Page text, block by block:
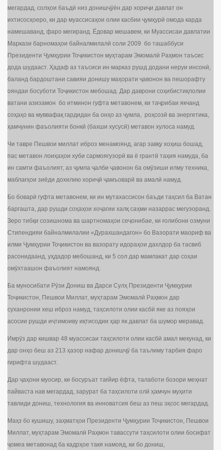
мегардад, солҳои баъдӣ низ донишҷӯён дар хориҷи давлат он
ихтисосҳоеро, ки дар муассисаҳои олии касбии ҷумҳурӣ омода карда
намешаванд, фаро мегиранд. Ёдовар мешавем, ки Муассисаи давлатии
Маркази барномаҳои байналмилалӣ соли 2009 бо ташаббуси
Президенти Ҷумҳурии Тоҷикистон муҳтарам Эмомалӣ Раҳмон таъсис
дода шудааст. Ҳадаф аз таъсиси ин марказ рушд додани неруи инсонӣ,
баланд бардоштани савияи донишу маҳорати ҷавонон ва пешорафту
ояндаи босуботи Тоҷикистон мебошад. Дар даврони соҳибистиқлолии
ватани азизамон бо итминон гуфта метавонем, ки таҷрибаи якчанд
соҳаҳо ва муввафақ гардидан ба онҳо аз ҷумла, роҳсозӣ ва энергетика,
ҳамчунин фаъолияти бонкӣ (бахши хусусӣ) метавон хулоса намуд.
Чи тавре Пешвои миллат иброз менамоянд, агар завқу хоҳиш бошад,
пас метавон лоиҳаҳои хуби сармоягузорӣ ва ё грантӣ таҳия намуда, ба
ин самти фаъолият, аз ҷумла ҷалби ҷавонон ба омӯзиши илму техника,
маблағҳои зиёди дохилию хориҷӣ ҷамъоварӣ ва амалӣ намуд.
Бо боварӣ гуфта метавонем, ки ин мутахассисон баъди таҳсил ба Ватан
баргашта, дар рушди соҳаҳои хоҷагии халқ саҳми назаррас мегузоранд.
Зеро тибқи созишнома ва шартномаҳои сеҷонибае, ки ғолибони озмуни
Стипендияи байналмилалии «Дурахшандагон» бо Вазорати маориф ва
илми Ҷумҳурии Тоҷикистон ва вазорату идораҳои дахлдор ба тасвиб
расонидаанд, уҳдадор мебошанд, ки 5 сол дар мамлакат дар соҳаи
омӯхтаашон фаъолият намоянд.
Ба муносибати Рӯзи Дониш ва Дарси Сулҳ Президенти Ҷумҳурии
Тоҷикистон, Пешвои Миллат, муҳтарам Эмомалӣ Раҳмон дар
суханронии хеш иброз намуд, таҳсилоти олии касбӣ яке аз пояҳои
асосии рушди иҷтимоиву иқтисодии ҳар як давлат ба шумор меравад.
Имрӯз дар кишвар 48 муассисаи таҳсилоти олии касбӣ амал мекунад, ки
дар онҳо беш аз 213 ҳазор нафар донишҷӯ ба таълиму тарбия фаро
гирифта шудааст.
Дар ҷаҳони муосир, ки босуръат тағйир ёфта, талаботи бозори меҳнат
пайваста нав мегардад, зарурат ба таҳсилоти олӣ ҳамчун муҳити
тавлиди дониш, технология ва инноватсия беш аз пеш эҳсос мегардад.
Маҳз бо кушишу, заҳматҳои Президенти Ҷумҳурии Тоҷикистон, Пешвои
Миллат, муҳтарам Эмомалӣ Раҳмон тавассути таҳсилоти олии босифат
ҷомеа метавонад ба кадрҳое такя намояд, ки бо дониш,